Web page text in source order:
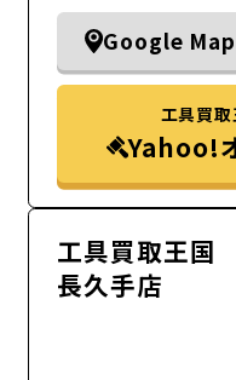
Google Map
工具買
Yahoo!
工具買取王国
長久手店